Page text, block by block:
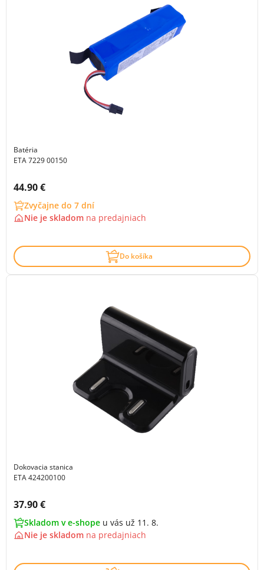
Batéria
ETA 7229 00150
Cena s DPH:
44.90 €
Zvyčajne do 7 dní
Nie je skladom na predajniach
Do košíka
Dokovacia stanica
ETA 424200100
Cena s DPH:
37.90 €
Skladom v e-shope u vás už 11. 8.
Nie je skladom na predajniach